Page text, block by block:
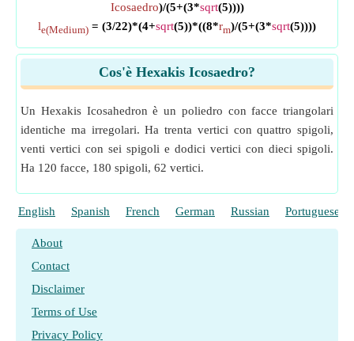
Icosaedro)/(5+(3*sqrt(5))))
le(Medium) = (3/22)*(4+sqrt(5))*((8*rm)/(5+(3*sqrt(5))))
Cos'è Hexakis Icosaedro?
Un Hexakis Icosahedron è un poliedro con facce triangolari
identiche ma irregolari. Ha trenta vertici con quattro spigoli,
venti vertici con sei spigoli e dodici vertici con dieci spigoli.
Ha 120 facce, 180 spigoli, 62 vertici.
English Spanish French German Russian Portuguese
About
Contact
Disclaimer
Terms of Use
Privacy Policy